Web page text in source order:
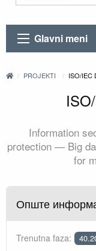
Glavni meni
PROJEKTI ISO/IEC
Information
protection — Big
for
Опште
Trenutna faza: